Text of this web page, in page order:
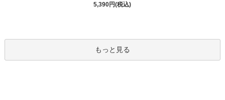
5,390円(税込)
もっと見る